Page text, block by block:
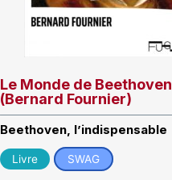
Le Monde de Beethoven
(Bernard Fournier)
Beethoven, l’indispensable
Livre SWAG